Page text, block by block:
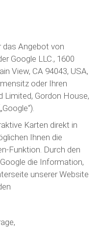
das Angebot von
Google LLC., 1600
View, CA 94043, USA,
oder Ihren
Limited, Gordon House,
Karten direkt in
Ihnen die
Funktion. Durch den
die Information,
unserer Website